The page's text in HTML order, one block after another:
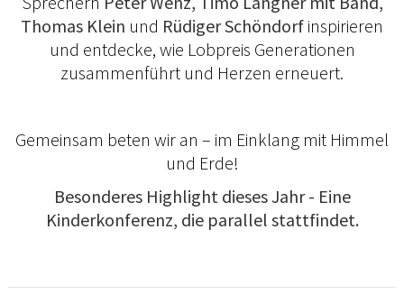
Thomas Klein und Rüdiger Schöndorf inspirieren
und entdecke, wie Lobpreis Generationen
zusammenführt und Herzen erneuert.
Gemeinsam beten wir an – im Einklang mit Himmel
und Erde!
Besonderes Highlight dieses Jahr - Eine
Kinderkonferenz, die parallel stattfindet.